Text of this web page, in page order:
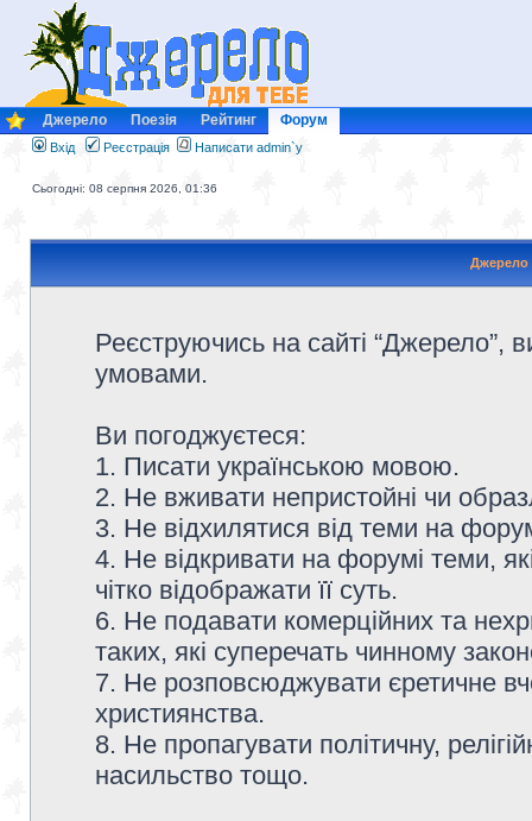
Джерело Поезія Рейтинг Форум
Вхід Реєстрація Написати admin`у
Сьогодні: 08 серпня 2026, 01:36
Джерело
Реєструючись на сайті “Джерело”,
умовами.
Ви погоджуєтеся:
1. Писати українською мовою.
2. Не вживати непристойні чи
3. Не відхилятися від теми на
4. Не відкривати на форумі теми,
чітко відображати її суть.
6. Не подавати комерційних та
таких, які суперечать чинному
7. Не розповсюджувати єретичне
християнства.
8. Не пропагувати політичну,
насильство тощо.